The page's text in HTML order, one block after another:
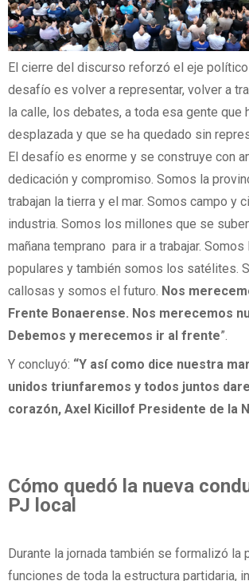
El cierre del discurso reforzó el eje
desafío es volver a representar, volver a
la calle, los debates, a toda esa gente que
desplazada y que se ha quedado sin
El desafío es enorme y se construye con
dedicación y compromiso. Somos la
trabajan la tierra y el mar. Somos campo y
industria. Somos los millones que se
mañana temprano para ir a trabajar.
populares y también somos los satélites.
callosas y somos el futuro. Nos
Frente Bonaerense. Nos merecemos
Debemos y merecemos ir al frente”.
Y concluyó: “Y así como dice nuestra
unidos triunfaremos y todos juntos
corazón, Axel Kicillof Presidente de la
Cómo quedó la nueva
PJ local
Durante la jornada también se formalizó la
funciones de toda la estructura partidaria,